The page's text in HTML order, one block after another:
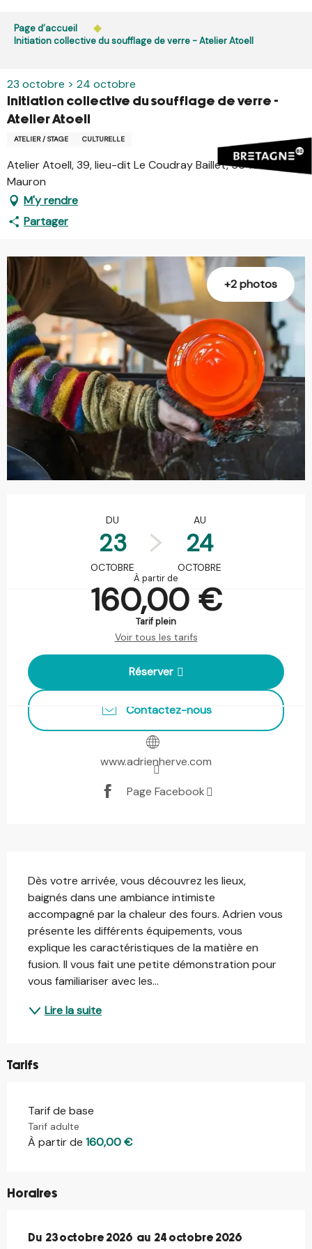
contenu
est interdit chaque jour de 21h à 5h en Ille-et-Vilaine et
dans le Morbihan. L’accès reste autorisé de 5h à 21h.
Page d’accueil
Initiation collective du soufflage de verre - Atelier Atoell
23 octobre > 24 octobre
Initiation collective du soufflage de verre -
Atelier Atoell
ATELIER / STAGE CULTURELLE
Atelier Atoell, 39, lieu-dit Le Coudray Baillet, 56430
Mauron
M'y rendre
Partager
+2 photos
DU
23
OCTOBRE
AU
24
OCTOBRE
À partir de
160,00 €
Tarif plein
Voir tous les tarifs
Réserver
Contactez-nous
www.adrienherve.com
Page Facebook
Dès votre arrivée, vous découvrez les lieux,
baignés dans une ambiance intimiste
accompagné par la chaleur des fours. Adrien vous
présente les différents équipements, vous
explique les caractéristiques de la matière en
fusion. Il vous fait une petite démonstration pour
vous familiariser avec les...
Lire la suite
Tarifs
Tarif de base
Tarif adulte
À partir de 160,00 €
Horaires
Du 23 octobre 2026 au 24 octobre 2026
Du 23 octobre 2026 au 24 octobre 2026